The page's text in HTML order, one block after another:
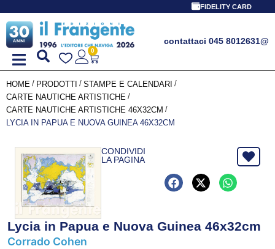
FIDELITY CARD
contattaci 045 8012631@
0
HOME / PRODOTTI / STAMPE E CALENDARI /
CARTE NAUTICHE ARTISTICHE /
CARTE NAUTICHE ARTISTICHE 46X32CM /
LYCIA IN PAPUA E NUOVA GUINEA 46X32CM
CONDIVIDI
LA PAGINA
Lycia in Papua e Nuova Guinea 46x32cm
Corrado Cohen